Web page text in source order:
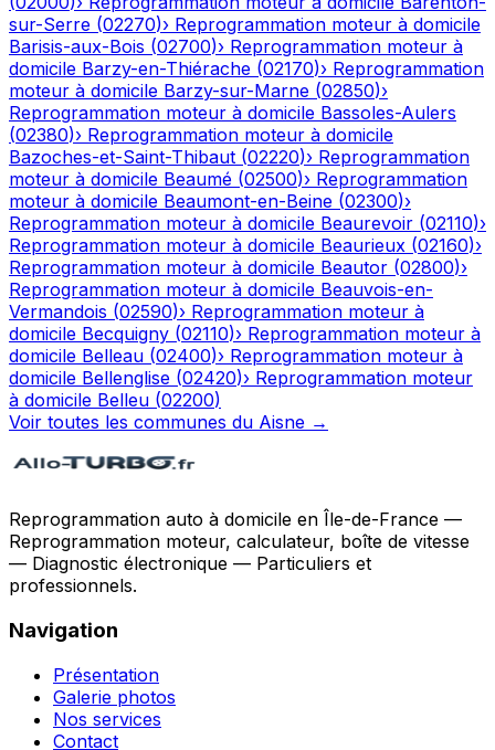
sur-Serre (02270)› Reprogrammation moteur à domicile
Barisis-aux-Bois (02700)› Reprogrammation moteur à
domicile Barzy-en-Thiérache (02170)› Reprogrammation
moteur à domicile Barzy-sur-Marne (02850)›
Reprogrammation moteur à domicile Bassoles-Aulers
(02380)› Reprogrammation moteur à domicile
Bazoches-et-Saint-Thibaut (02220)› Reprogrammation
moteur à domicile Beaumé (02500)› Reprogrammation
moteur à domicile Beaumont-en-Beine (02300)›
Reprogrammation moteur à domicile Beaurevoir (02110)›
Reprogrammation moteur à domicile Beaurieux (02160)›
Reprogrammation moteur à domicile Beautor (02800)›
Reprogrammation moteur à domicile Beauvois-en-
Vermandois (02590)› Reprogrammation moteur à
domicile Becquigny (02110)› Reprogrammation moteur à
domicile Belleau (02400)› Reprogrammation moteur à
domicile Bellenglise (02420)› Reprogrammation moteur
à domicile Belleu (02200)
Voir toutes les communes du Aisne →
Reprogrammation auto à domicile en Île-de-France —
Reprogrammation moteur, calculateur, boîte de vitesse
— Diagnostic électronique — Particuliers et
professionnels.
Navigation
Présentation
Galerie photos
Nos services
Contact